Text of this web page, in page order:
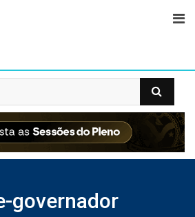
governador